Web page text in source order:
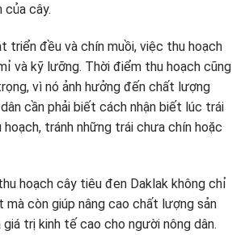
cây.
triển đều và chín muồi, việc thu hoạch
và kỹ lưỡng. Thời điểm thu hoạch cũng
vì nó ảnh hưởng đến chất lượng
cần phải biết cách nhận biết lúc trái
tránh những trái chưa chín hoặc
hoạch cây tiêu đen Daklak không chỉ
còn giúp nâng cao chất lượng sản
trị kinh tế cao cho người nông dân.